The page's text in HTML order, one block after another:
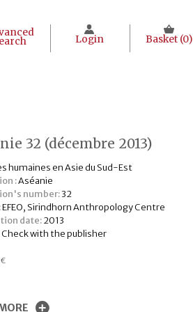
Login Basket (0)
32 (décembre 2013)
humaines en Asie du Sud-Est
:Aséanie
number:32
EFEO, Sirindhorn Anthropology Centre
date:2013
Check with the publisher
€